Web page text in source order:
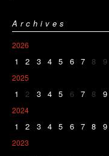
Archives
2026
1 2 3 4 5 6 7 8 9
2025
1 2 3 4 5 6 7 8 9
2024
1 2 3 4 5 6 7 8 9
2023